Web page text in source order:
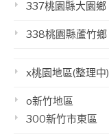
337桃園縣大園鄉
338桃園縣蘆竹鄉
x桃園地區(整理中)
o新竹地區
300新竹市東區